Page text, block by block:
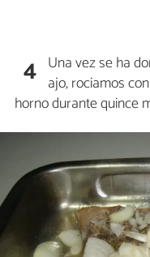
4 Una vez se ha
ajo, rociamos
horno durante quince